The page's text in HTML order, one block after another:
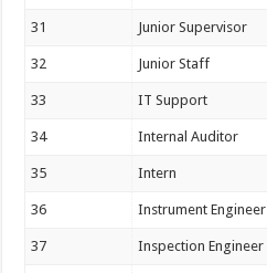
31 Junior Supervisor
32 Junior Staff
33 IT Support
34 Internal Auditor
35 Intern
36 Instrument Engineer
37 Inspection Engineer